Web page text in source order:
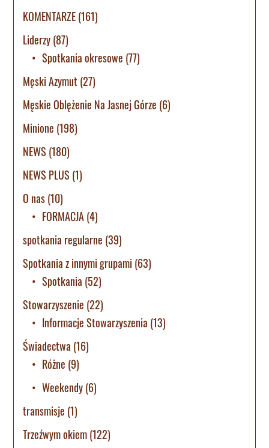
KOMENTARZE(161)
Liderzy(87)
Spotkania okresowe (77)
Męski Azymut (27)
Męskie Oblężenie Na Jasnej Górze (6)
Minione (198)
NEWS (180)
NEWS PLUS (1)
O nas(10)
FORMACJA(4)
spotkania regularne (39)
Spotkania z innymi grupami (63)
Spotkania (52)
Stowarzyszenie (22)
Informacje Stowarzyszenia (13)
Świadectwa (16)
Różne (9)
Weekendy(6)
transmisje (1)
Trzeźwym okiem(122)